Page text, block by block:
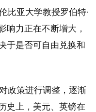
比亚大学教授罗伯特·
响力正在不断增大，
于是否可自由兑换和
政策进行调整，逐渐
史上，美元、英镑在